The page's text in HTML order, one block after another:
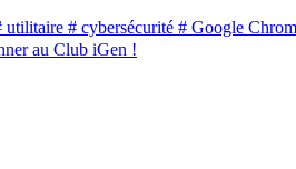
utilitaire # cybersécurité # Google
au Club iGen !